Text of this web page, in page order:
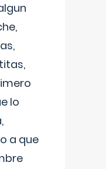
lo
a que